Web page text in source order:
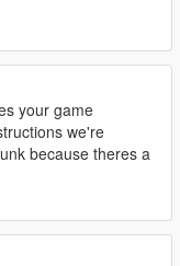
your game
we're
because theres a